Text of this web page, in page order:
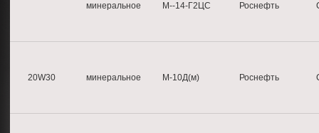
минеральное М--14-Г2ЦС Роснефть
20W30 минеральное М-10Д(м) Роснефть